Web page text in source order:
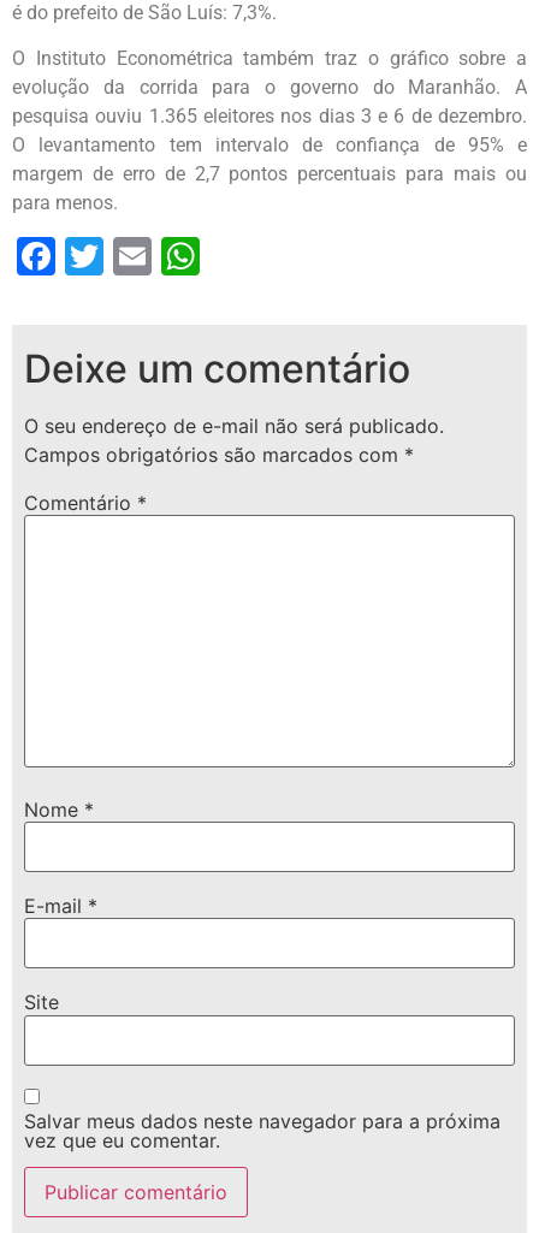
é do prefeito de São Luís: 7,3%.
O Instituto Econométrica também traz o gráfico sobre a
evolução da corrida para o governo do Maranhão. A
pesquisa ouviu 1.365 eleitores nos dias 3 e 6 de dezembro.
O levantamento tem intervalo de confiança de 95% e
margem de erro de 2,7 pontos percentuais para mais ou
para menos.
Facebook
Twitter
Email
Deixe um comentário
O seu endereço de e-mail não será publicado.
Campos obrigatórios são marcados com *
Comentário *
Nome *
E-mail *
Site
Salvar meus dados neste navegador para a próxima
vez que eu comentar.